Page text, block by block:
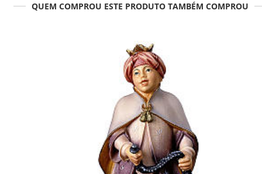
QUEM COMPROU ESTE PRODUTO TAMBÉM COMPROU